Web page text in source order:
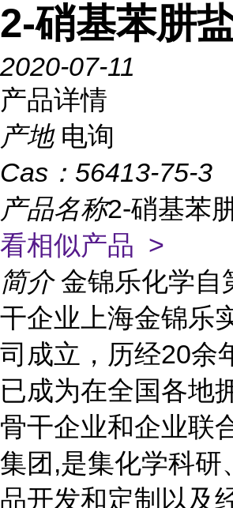
2-硝基苯肼
2020-07-11
产品详情
产地 电询
Cas： 56413-75-3
产品名称2-硝基苯
看相似产品 >
简介 金锦乐化学自
干企业上海金锦乐
司成立，历经20余
已成为在全国各地
骨干企业和企业联
集团,是集化学科研
品开发和定制以及